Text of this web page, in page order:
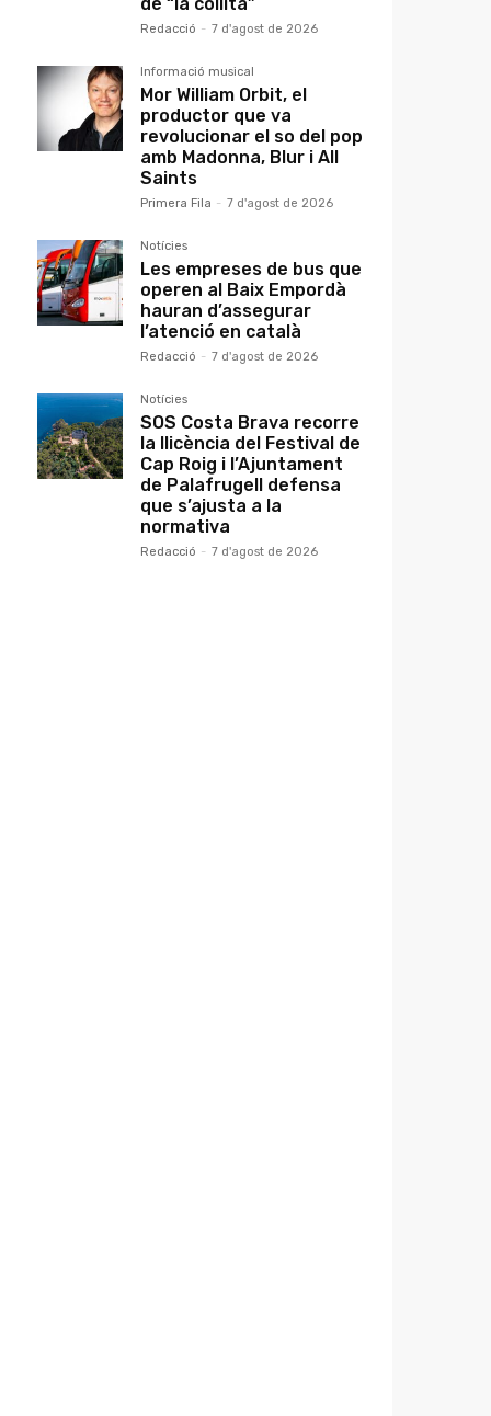
de “la collita”
Redacció - 7 d'agost de 2026
Informació musical
Mor William Orbit, el
productor que va
revolucionar el so del pop
amb Madonna, Blur i All
Saints
Primera Fila - 7 d'agost de 2026
Notícies
Les empreses de bus que
operen al Baix Empordà
hauran d’assegurar
l’atenció en català
Redacció - 7 d'agost de 2026
Notícies
SOS Costa Brava recorre
la llicència del Festival de
Cap Roig i l’Ajuntament
de Palafrugell defensa
que s’ajusta a la
normativa
Redacció - 7 d'agost de 2026